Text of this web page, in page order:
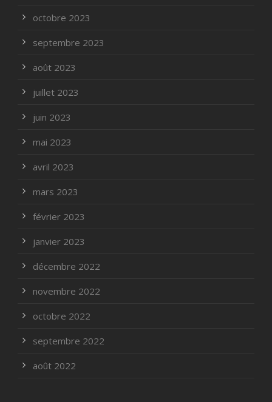
octobre 2023
septembre 2023
août 2023
juillet 2023
juin 2023
mai 2023
avril 2023
mars 2023
février 2023
janvier 2023
décembre 2022
novembre 2022
octobre 2022
septembre 2022
août 2022